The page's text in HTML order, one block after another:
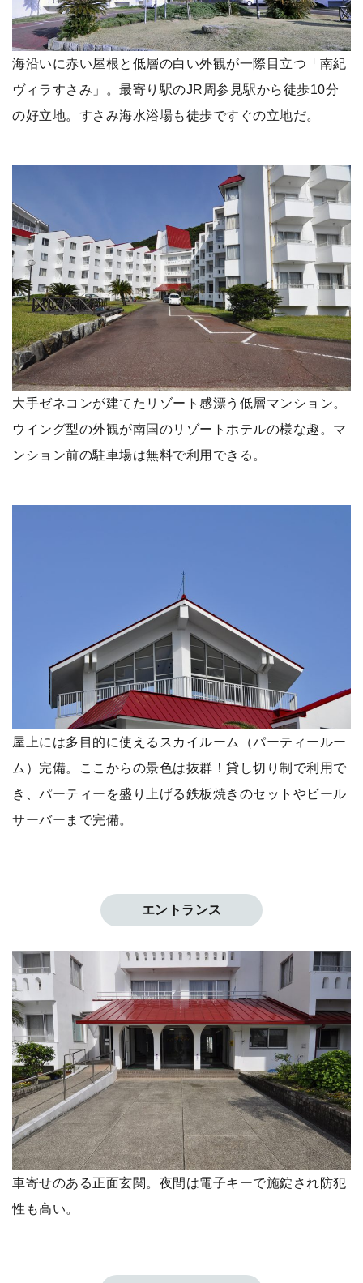
海沿いに赤い屋根と低層の白い外観が一際目立つ「南紀
ヴィラすさみ」。最寄り駅のJR周参見駅から徒歩10分
の好立地。すさみ海水浴場も徒歩ですぐの立地だ。
大手ゼネコンが建てたリゾート感漂う低層マンション。
ウイング型の外観が南国のリゾートホテルの様な趣。マ
ンション前の駐車場は無料で利用できる。
屋上には多目的に使えるスカイルーム（パーティールー
ム）完備。ここからの景色は抜群！貸し切り制で利用で
き、パーティーを盛り上げる鉄板焼きのセットやビール
サーバーまで完備。
エントランス
車寄せのある正面玄関。夜間は電子キーで施錠され防犯
性も高い。